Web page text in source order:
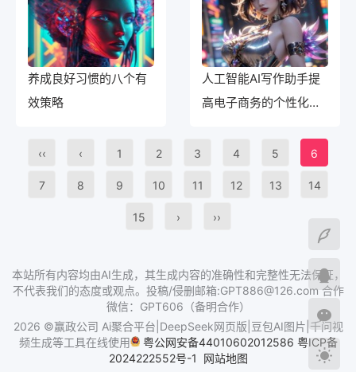
养成良好习惯的八个有
效策略
人工智能AI写作助手提
高电子商务的个性化推
‹‹ ‹ 1 2 3 4 5 6
7 8 9 10 11 12 13 14
15 › ››
本站所有内容均由AI生成，其生成内容的准确性和完整性无法保证，
不代表我们的态度或观点。投稿/侵删邮箱:GPT886@126.com 合作
微信：GPT606（备明合作）
2026 ©赢政公司 Ai聚合平台|DeepSeek网页版|豆包AI图片|千问视
频生成等工具在线使用
粤公网安备44010602012586 粤ICP备
2024222552号-1
网站地图